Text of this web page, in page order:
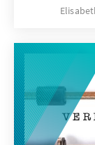
ein Blick